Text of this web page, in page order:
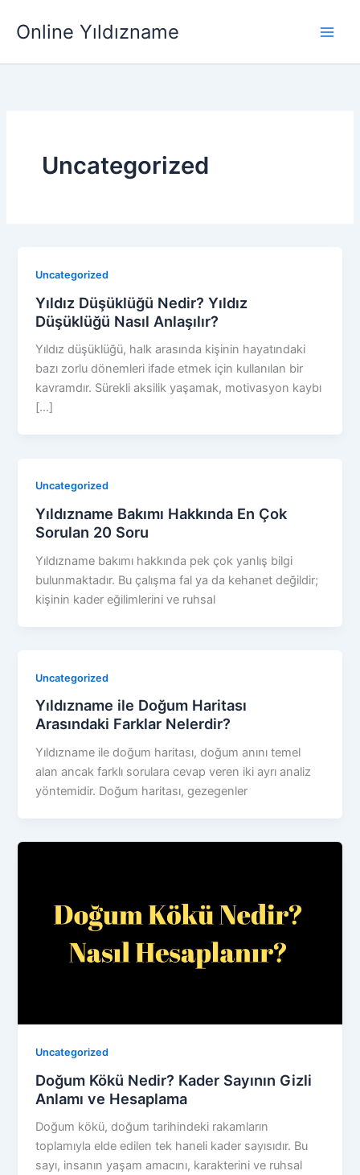
atlaOnline Yıldızname
Uncategorized
Uncategorized
Yıldız Düşüklüğü Nedir? Yıldız
Düşüklüğü Nasıl Anlaşılır?
Yıldız düşüklüğü, halk arasında kişinin hayatındaki
bazı zorlu dönemleri ifade etmek için kullanılan bir
kavramdır. Sürekli aksilik yaşamak, motivasyon kaybı
[…]
Uncategorized
Yıldızname Bakımı Hakkında En Çok
Sorulan 20 Soru
Yıldızname bakımı hakkında pek çok yanlış bilgi
bulunmaktadır. Bu çalışma fal ya da kehanet değildir;
kişinin kader eğilimlerini ve ruhsal
Uncategorized
Yıldızname ile Doğum Haritası
Arasındaki Farklar Nelerdir?
Yıldızname ile doğum haritası, doğum anını temel
alan ancak farklı sorulara cevap veren iki ayrı analiz
yöntemidir. Doğum haritası, gezegenler
Uncategorized
Doğum Kökü Nedir? Kader Sayının Gizli
Anlamı ve Hesaplama
Doğum kökü, doğum tarihindeki rakamların
toplamıyla elde edilen tek haneli kader sayısıdır. Bu
sayı, insanın yaşam amacını, karakterini ve ruhsal